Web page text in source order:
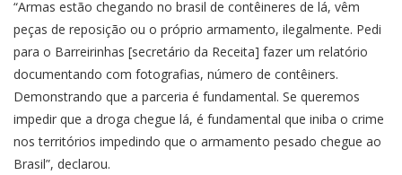
“Armas estão chegando no brasil de contêineres de lá, vêm
peças de reposição ou o próprio armamento, ilegalmente. Pedi
para o Barreirinhas [secretário da Receita] fazer um relatório
documentando com fotografias, número de contêiners.
Demonstrando que a parceria é fundamental. Se queremos
impedir que a droga chegue lá, é fundamental que iniba o crime
nos territórios impedindo que o armamento pesado chegue ao
Brasil”, declarou.